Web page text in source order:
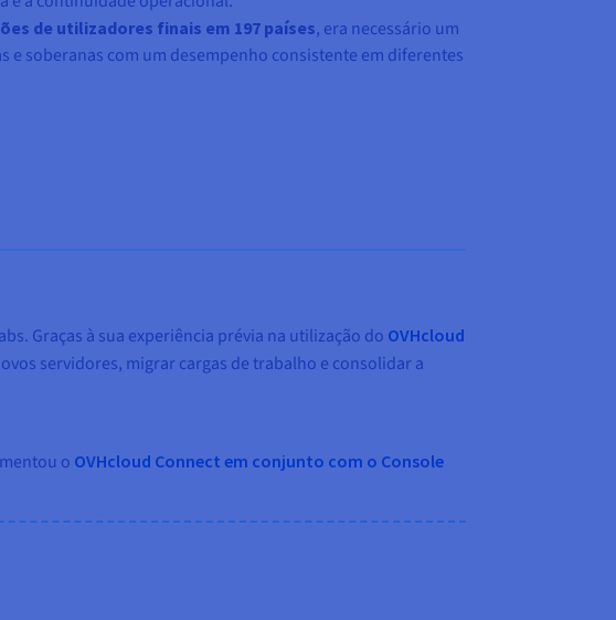
de utilizadores finais em 197 países, era necessário um
soberanas com um desempenho consistente em diferentes
Graças à sua experiência prévia na utilização do OVHcloud
servidores, migrar cargas de trabalho e consolidar a
o OVHcloud Connect em conjunto com o Console